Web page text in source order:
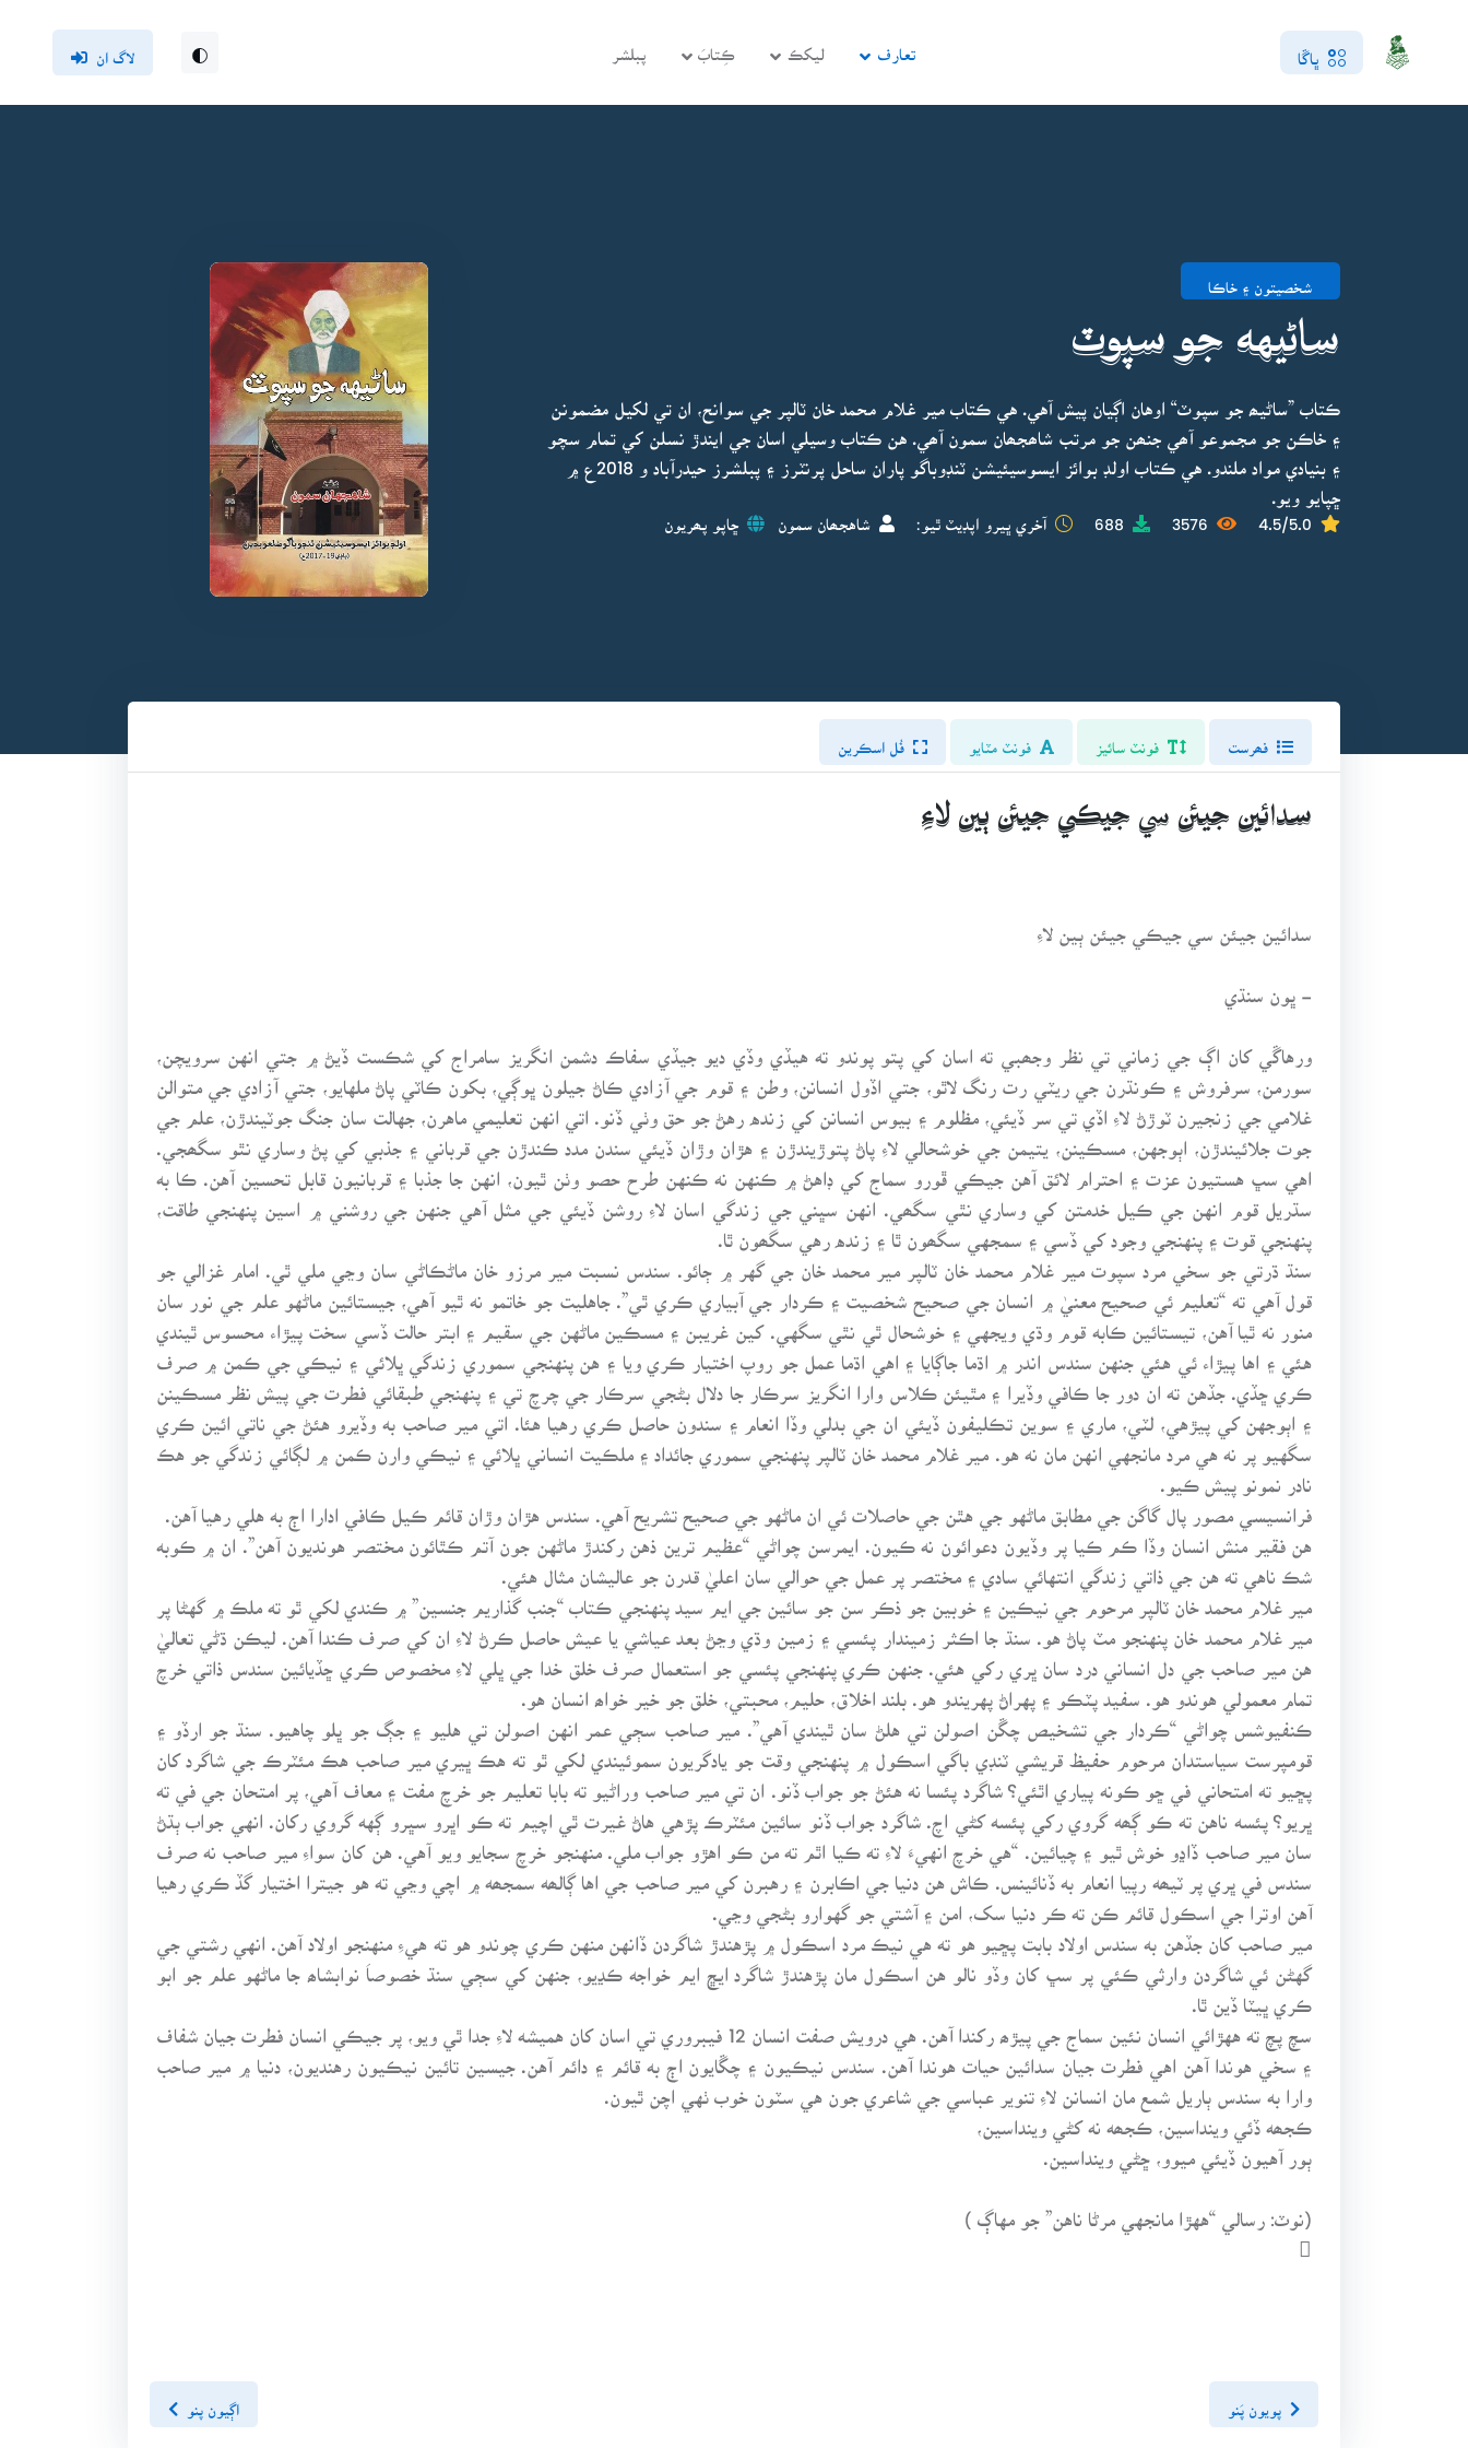
ڀاڱا تعارف ليکڪ ڪِتابَ پبلشر لاگ ان
شخصيتون ۽ خاڪا
ساڻيهه جو سپوٽ
ڪتاب ”ساڻيھ جو سپوٽ“ اوهان اڳيان پيش آهي. هي ڪتاب مير غلام محمد خان ٽالپر جي سوانح، ان تي لکيل مضمونن
۽ خاڪن جو مجموعو آھي جنھن جو مرتب شاھجھان سمون آھي. هن ڪتاب وسيلي اسان جي ايندڙ نسلن کي تمام سچو
ڇپايو ويو.
4.5/5.0
3576
688 آخري ڀيرو اپڊيٽ ٿيو: شاهجھان سمون ڇاپو پھريون
فُل اسڪرين
سدائين جيئن سي جيڪي جيئن ٻين لاءِ
سدائين جيئن سي جيڪي جيئن ٻين لاءِ
- ڀون سنڌي
ورهاڱي کان اڳ جي زماني تي نظر وجھبي ته اسان کي پتو پوندو ته هيڏي وڏي ديو جيڏي سفاڪ دشمن انگريز سامراج کي شڪست ڏيڻ ۾ جتي انهن سرويچن،
سورمن، سرفروش ۽ ڪونڌرن جي ريٽي رت رنگ لاٿو، جتي اڏول انسانن، وطن ۽ قوم جي آزادي ڪاڻ جيلون ڀوڳي، بکون ڪاٽي پاڻ ملهايو، جتي آزادي جي متوالن
غلامي جي زنجيرن ٽوڙڻ لاءِ اڏي تي سر ڏيئي، مظلوم ۽ بيوس انسانن کي زنده رهڻ جو حق وٺي ڏنو. اتي انهن تعليمي ماهرن، جهالت سان جنگ جوٽيندڙن، علم جي
جوت جلائيندڙن، اٻوجهن، مسڪينن، يتيمن جي خوشحالي لاءِ پاڻ پتوڙيندڙن ۽ هڙان وڙان ڏيئي سندن مدد ڪندڙن جي قرباني ۽ جذبي کي پڻ وساري نٿو سگھجي.
اهي سڀ هستيون عزت ۽ احترام لائق آهن جيڪي ڦورو سماج کي ڊاهڻ ۾ ڪنهن نه ڪنهن طرح حصو وٺن ٿيون، انهن جا جذبا ۽ قربانيون قابل تحسين آهن. ڪا به
سڌريل قوم انهن جي ڪيل خدمتن کي وساري نٿي سگھي. انهن سڀني جي زندگي اسان لاءِ روشن ڏيئي جي مثل آهي جنهن جي روشني ۾ اسين پنهنجي طاقت،
پنهنجي قوت ۽ پنهنجي وجود کي ڏسي ۽ سمجهي سگھون ٿا ۽ زنده رهي سگھون ٿا.
سنڌ ڌرتي جو سخي مرد سپوت مير غلام محمد خان ٽالپر مير محمد خان جي گهر ۾ ڄائو. سندس نسبت مير مرزو خان ماڻڪاڻي سان وڃي ملي ٿي. امام غزالي جو
قول آهي ته “تعليم ئي صحيح معنيٰ ۾ انسان جي صحيح شخصيت ۽ ڪردار جي آبياري ڪري ٿي”. جاهليت جو خاتمو نه ٿيو آهي، جيستائين ماڻهو علم جي نور سان
منور نه ٿيا آهن، تيستائين ڪابه قوم وڌي ويجهي ۽ خوشحال ٿي نٿي سگهي. کين غريبن ۽ مسڪين ماڻهن جي سقيم ۽ ابتر حالت ڏسي سخت پيڙاء محسوس ٿيندي
هئي ۽ اها پيڙاء ئي هئي جنهن سندس اندر ۾ اڌما جاڳايا ۽ اهي اڌما عمل جو روپ اختيار ڪري ويا ۽ هن پنهنجي سموري زندگي ڀلائي ۽ نيڪي جي ڪمن ۾ صرف
ڪري ڇڏي. جڏهن ته ان دور جا ڪافي وڏيرا ۽ مٿيئن ڪلاس وارا انگريز سرڪار جا دلال بڻجي سرڪار جي چرچ تي ۽ پنهنجي طبقائي فطرت جي پيش نظر مسڪينن
۽ اٻوجهن کي پيڙهي، لٽي، ماري ۽ سوين تڪليفون ڏيئي ان جي بدلي وڏا انعام ۽ سندون حاصل ڪري رهيا هئا. اتي مير صاحب به وڏيرو هئڻ جي ناتي ائين ڪري
سگهيو پر نه هي مرد مانجهي انهن مان نه هو. مير غلام محمد خان ٽالپر پنهنجي سموري جائداد ۽ ملڪيت انساني ڀلائي ۽ نيڪي وارن ڪمن ۾ لڳائي زندگي جو هڪ
نادر نمونو پيش ڪيو.
فرانسيسي مصور پال گاگن جي مطابق ماڻهو جي هٿن جي حاصلات ئي ان ماڻهو جي صحيح تشريح آهي. سندس هڙان وڙان قائم ڪيل ڪافي ادارا اڄ به هلي رهيا آهن.
هن فقير منش انسان وڏا ڪم ڪيا پر وڏيون دعوائون نه ڪيون. ايمرسن چواڻي “عظيم ترين ذهن رکندڙ ماڻهن جون آتم ڪٿائون مختصر هونديون آهن”. ان ۾ ڪوبه
شڪ ناهي ته هن جي ذاتي زندگي انتهائي سادي ۽ مختصر پر عمل جي حوالي سان اعليٰ قدرن جو عاليشان مثال هئي.
مير غلام محمد خان ٽالپر مرحوم جي نيڪين ۽ خوبين جو ذڪر سن جو سائين جي ايم سيد پنهنجي ڪتاب “جنب گذاريم جنسين” ۾ ڪندي لکي ٿو ته ملڪ ۾ گهڻا پر
مير غلام محمد خان پنهنجو مٽ پاڻ هو. سنڌ جا اڪثر زميندار پئسي ۽ زمين وڌي وڃڻ بعد عياشي يا عيش حاصل ڪرڻ لاءِ ان کي صرف ڪندا آهن. ليڪن ڌڻي تعاليٰ
هن مير صاحب جي دل انساني درد سان ڀري رکي هئي. جنهن ڪري پنهنجي پئسي جو استعمال صرف خلق خدا جي ڀلي لاءِ مخصوص ڪري ڇڏيائين سندس ذاتي خرچ
تمام معمولي هوندو هو. سفيد پٽڪو ۽ پهراڻ پهريندو هو. بلند اخلاق، حليم، محبتي، خلق جو خير خواھ انسان هو.
ڪنفيوشس چواڻي “ڪردار جي تشخيص چڱن اصولن تي هلڻ سان ٿيندي آهي”. مير صاحب سڄي عمر انهن اصولن تي هليو ۽ جڳ جو ڀلو چاهيو. سنڌ جو ارڏو ۽
قومپرست سياستدان مرحوم حفيظ قريشي ٽنڊي باگي اسڪول ۾ پنهنجي وقت جو يادگريون سموئيندي لکي ٿو ته هڪ ڀيري مير صاحب هڪ مئٽرڪ جي شاگرد کان
پڇيو ته امتحاني في ڇو ڪونه پياري اٿئي؟ شاگرد پئسا نه هئڻ جو جواب ڏنو. ان تي مير صاحب وراڻيو ته بابا تعليم جو خرچ مفت ۽ معاف آهي، پر امتحان جي في ته
ڀريو؟ پئسه ناهن ته ڪو ڳھه گروي رکي پئسه کڻي اچ. شاگرد جواب ڏنو سائين مئٽرڪ پڙهي هاڻ غيرت ٿي اچيم ته ڪو اڀرو سڀرو ڳهه گروي رکان. انهي جواب ٻڌڻ
سان مير صاحب ڏاڍو خوش ٿيو ۽ چيائين. “هي خرچ انهيءَ لاءِ ته ڪيا اٿم ته من ڪو اهڙو جواب ملي. منهنجو خرچ سجايو ويو آهي. هن کان سواءِ مير صاحب نه صرف
سندس في ڀري پر ٽيھه رپيا انعام به ڏنائينس. ڪاش هن دنيا جي اڪابرن ۽ رهبرن کي مير صاحب جي اها ڳالھه سمجھه ۾ اچي وڃي ته هو جيترا اختيار گڏ ڪري رهيا
آهن اوترا جي اسڪول قائم ڪن ته ڪر دنيا سک، امن ۽ آشتي جو گهوارو بڻجي وڃي.
مير صاحب کان جڏهن به سندس اولاد بابت پڇيو هو ته هي نيڪ مرد اسڪول ۾ پڙهندڙ شاگردن ڏانهن منهن ڪري چوندو هو ته هيءِ منهنجو اولاد آهن. انهي رشتي جي
گهڻن ئي شاگردن وارثي ڪئي پر سڀ کان وڏو نالو هن اسڪول مان پڙهندڙ شاگرد ايڇ ايم خواجه ڪڍيو، جنهن کي سڄي سنڌ خصوصاَ نوابشاھ جا ماڻهو علم جو ابو
ڪري ڀيٽا ڏين ٿا.
سچ پچ ته ههڙائي انسان نئين سماج جي پيڙھ رکندا آهن. هي درويش صفت انسان 12 فيبروري تي اسان کان هميشه لاءِ جدا ٿي ويو، پر جيڪي انسان فطرت جيان شفاف
۽ سخي هوندا آهن اهي فطرت جيان سدائين حيات هوندا آهن. سندس نيڪيون ۽ چڱايون اڄ به قائم ۽ دائم آهن. جيسين تائين نيڪيون رهنديون، دنيا ۾ مير صاحب
وارا به سندس ٻاريل شمع مان انسانن لاءِ تنوير عباسي جي شاعري جون هي سٽون خوب ٺهي اچن ٿيون.
ڪجھه ڏئي وينداسين، ڪجھه نه کڻي وينداسين،
ٻور آهيون ڏيئي ميوو، ڇڻي وينداسين.
(نوٽ: رسالي “ههڙا مانجهي مرڻا ناهن” جو مهاڳ )

پويون پَنو اڳيون پنو